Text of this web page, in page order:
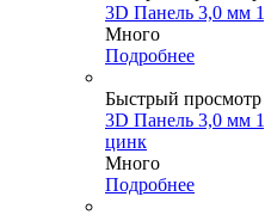
3D Панель 3,0 мм
Много
Подробнее
Быстрый просмотр
3D Панель 3,0 мм
цинк
Много
Подробнее